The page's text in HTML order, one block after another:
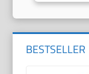
BESTSELLER